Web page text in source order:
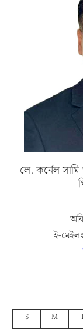
লে. কর্নেল
ই-
S M